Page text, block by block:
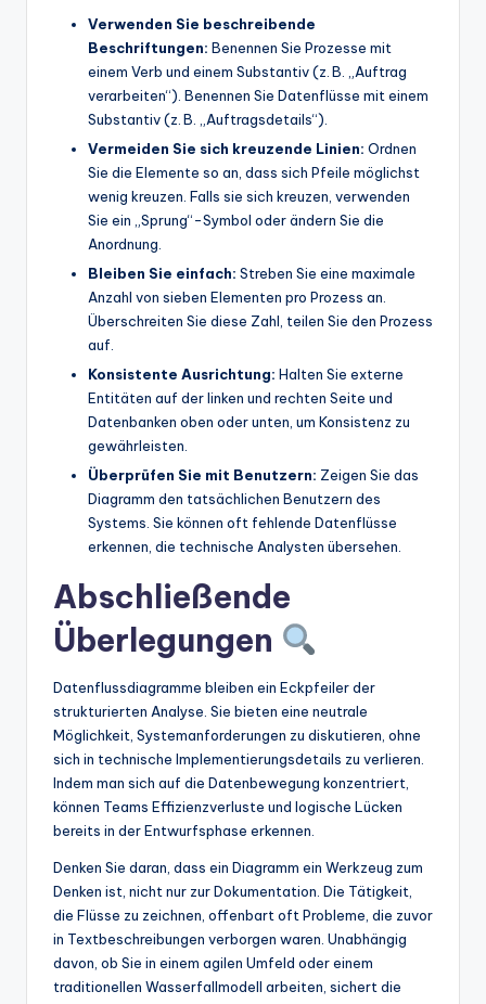
Verwenden Sie beschreibende
Beschriftungen: Benennen Sie Prozesse mit
einem Verb und einem Substantiv (z. B. „Auftrag
verarbeiten“). Benennen Sie Datenflüsse mit einem
Substantiv (z. B. „Auftragsdetails“).
Vermeiden Sie sich kreuzende Linien: Ordnen
Sie die Elemente so an, dass sich Pfeile möglichst
wenig kreuzen. Falls sie sich kreuzen, verwenden
Sie ein „Sprung“-Symbol oder ändern Sie die
Anordnung.
Bleiben Sie einfach: Streben Sie eine maximale
Anzahl von sieben Elementen pro Prozess an.
Überschreiten Sie diese Zahl, teilen Sie den Prozess
auf.
Konsistente Ausrichtung: Halten Sie externe
Entitäten auf der linken und rechten Seite und
Datenbanken oben oder unten, um Konsistenz zu
gewährleisten.
Überprüfen Sie mit Benutzern: Zeigen Sie das
Diagramm den tatsächlichen Benutzern des
Systems. Sie können oft fehlende Datenflüsse
erkennen, die technische Analysten übersehen.
Abschließende
Überlegungen
Datenflussdiagramme bleiben ein Eckpfeiler der
strukturierten Analyse. Sie bieten eine neutrale
Möglichkeit, Systemanforderungen zu diskutieren, ohne
sich in technische Implementierungsdetails zu verlieren.
Indem man sich auf die Datenbewegung konzentriert,
können Teams Effizienzverluste und logische Lücken
bereits in der Entwurfsphase erkennen.
Denken Sie daran, dass ein Diagramm ein Werkzeug zum
Denken ist, nicht nur zur Dokumentation. Die Tätigkeit,
die Flüsse zu zeichnen, offenbart oft Probleme, die zuvor
in Textbeschreibungen verborgen waren. Unabhängig
davon, ob Sie in einem agilen Umfeld oder einem
traditionellen Wasserfallmodell arbeiten, sichert die